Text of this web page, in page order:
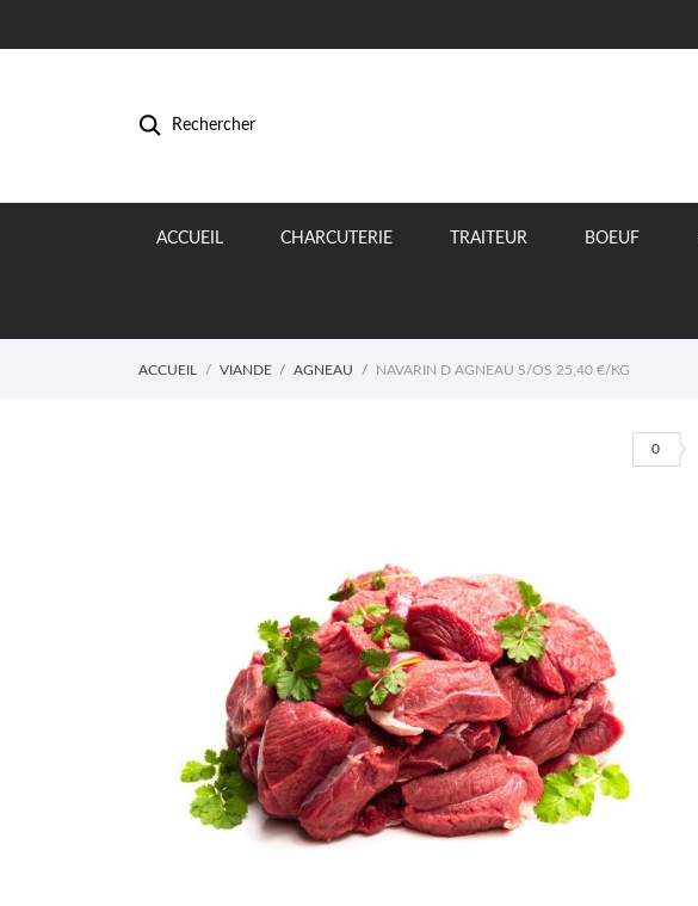
Rechercher
ACCUEIL CHARCUTERIE TRAITEUR BOEUF
ACCUEIL VIANDE AGNEAU NAVARIN D AGNEAU S/OS 25,40 €/KG
0